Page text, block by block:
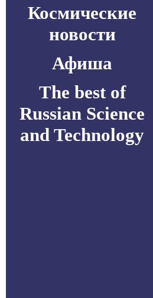
Космические
новости
Афиша
The best of
Russian Science
and Technology